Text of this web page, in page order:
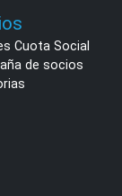
Cuota Social
de socios